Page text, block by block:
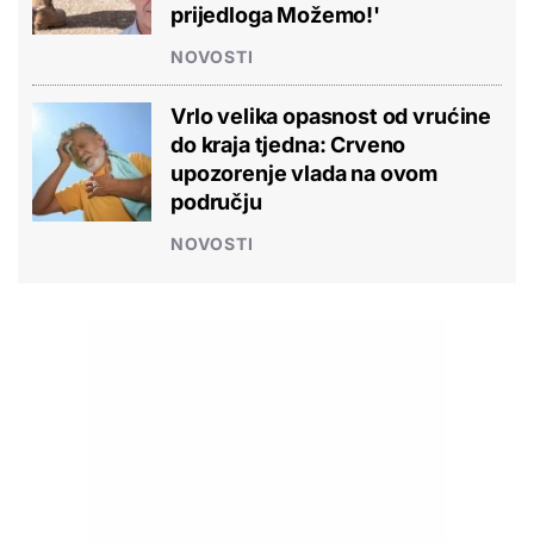
prijedloga Možemo!'
NOVOSTI
Vrlo velika opasnost od vrućine
do kraja tjedna: Crveno
upozorenje vlada na ovom
području
NOVOSTI